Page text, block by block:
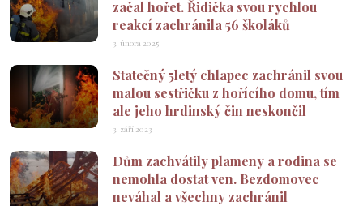
začal hořet. Řidička svou rychlou
reakcí zachránila 56 školáků
3. února 2025
Statečný 5letý chlapec zachránil svou
malou sestřičku z hořícího domu, tím
ale jeho hrdinský čin neskončil
3. září 2023
Dům zachvátily plameny a rodina se
nemohla dostat ven. Bezdomovec
neváhal a všechny zachránil